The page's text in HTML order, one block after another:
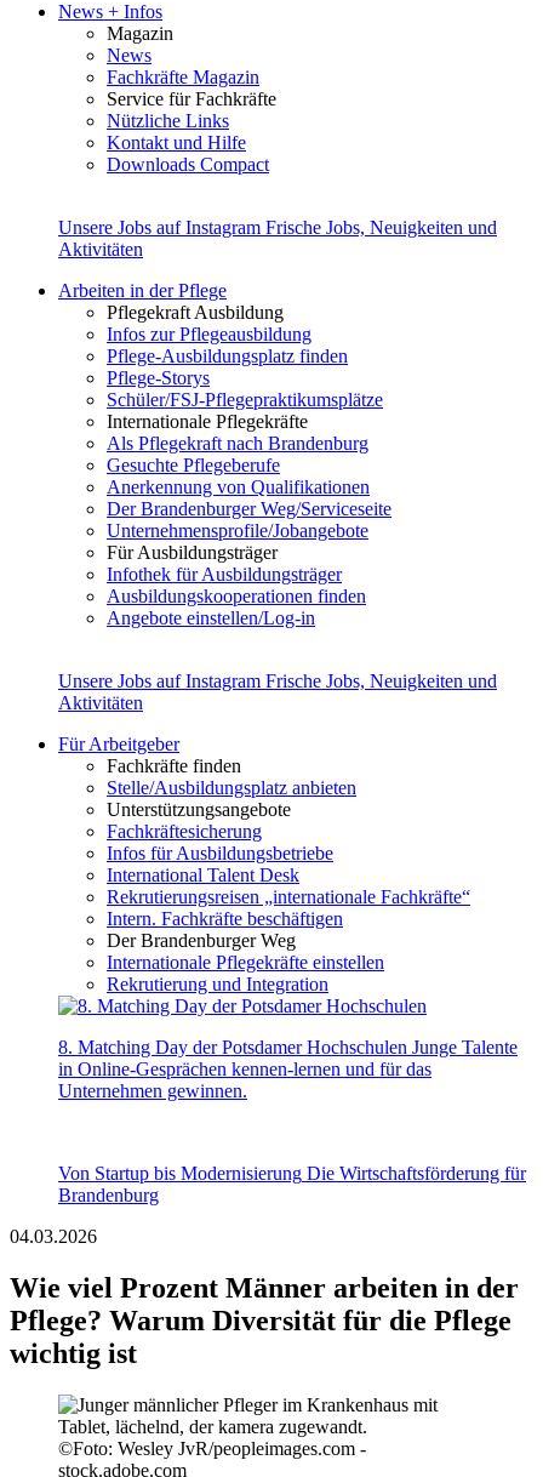
News + Infos
Magazin
News
Fachkräfte Magazin
Service für Fachkräfte
Nützliche Links
Kontakt und Hilfe
Downloads Compact
Unsere Jobs auf Instagram Frische Jobs, Neuigkeiten und
Aktivitäten
Arbeiten in der Pflege
Pflegekraft Ausbildung
Infos zur Pflegeausbildung
Pflege-Ausbildungsplatz finden
Pflege-Storys
Schüler/FSJ-Pflegepraktikumsplätze
Internationale Pflegekräfte
Als Pflegekraft nach Brandenburg
Gesuchte Pflegeberufe
Anerkennung von Qualifikationen
Der Brandenburger Weg/Serviceseite
Unternehmensprofile/Jobangebote
Für Ausbildungsträger
Infothek für Ausbildungsträger
Ausbildungskooperationen finden
Angebote einstellen/Log-in
Unsere Jobs auf Instagram Frische Jobs, Neuigkeiten und
Aktivitäten
Für Arbeitgeber
Fachkräfte finden
Stelle/Ausbildungsplatz anbieten
Unterstützungsangebote
Fachkräftesicherung
Infos für Ausbildungsbetriebe
International Talent Desk
Rekrutierungsreisen „internationale Fachkräfte“
Intern. Fachkräfte beschäftigen
Der Brandenburger Weg
Internationale Pflegekräfte einstellen
Rekrutierung und Integration
8. Matching Day der Potsdamer Hochschulen Junge Talente
in Online-Gesprächen kennen-lernen und für das
Unternehmen gewinnen.
Von Startup bis Modernisierung Die Wirtschaftsförderung für
Brandenburg
04.03.2026
Wie viel Prozent Männer arbeiten in der
Pflege? Warum Diversität für die Pflege
wichtig ist
©Foto: Wesley JvR/peopleimages.com -
stock.adobe.com